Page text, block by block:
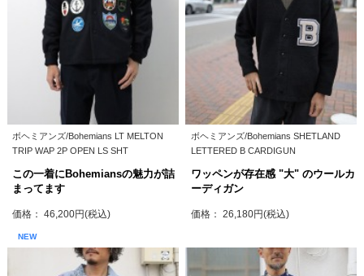
ボヘミアンズ/Bohemians LT MELTON
TRIP WAP 2P OPEN LS SHT
この一着にBohemiansの魅力が詰
まってます
価格： 46,200円(税込)
ボヘミアンズ/Bohemians SHETLAND
LETTERED B CARDIGUN
ワッペンが存在感 "大" のウールカ
ーディガン
価格： 26,180円(税込)
NEW